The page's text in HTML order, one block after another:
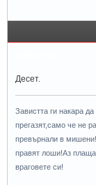
Десет.
Завистта ги накара
прегазят,само че не
превърнали в
правят лоши!Аз
враговете си!